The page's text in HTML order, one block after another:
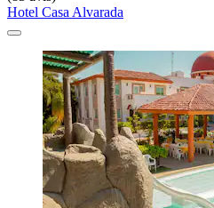
Hotel Casa Alvarada